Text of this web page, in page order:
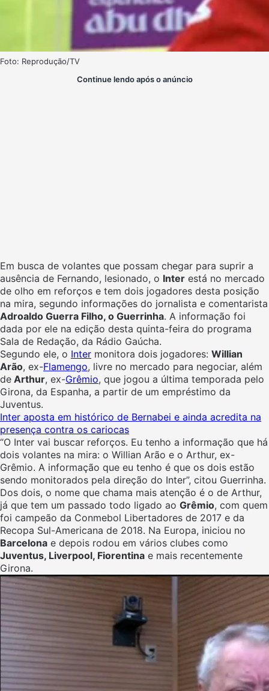
Foto: Reprodução/TV
Continue lendo após o anúncio
Em busca de volantes que possam chegar para suprir a
ausência de Fernando, lesionado, o Inter está no mercado
de olho em reforços e tem dois jogadores desta posição
na mira, segundo informações do jornalista e comentarista
Adroaldo Guerra Filho, o Guerrinha. A informação foi
dada por ele na edição desta quinta-feira do programa
Sala de Redação, da Rádio Gaúcha.
Segundo ele, o Inter monitora dois jogadores: Willian
Arão, ex-Flamengo, livre no mercado para negociar, além
de Arthur, ex-Grêmio, que jogou a última temporada pelo
Girona, da Espanha, a partir de um empréstimo da
Juventus.
Inter aposta em histórico de Bernabei e ainda acredita na
presença contra os cariocas
“O Inter vai buscar reforços. Eu tenho a informação que há
dois volantes na mira: o Willian Arão e o Arthur, ex-
Grêmio. A informação que eu tenho é que os dois estão
sendo monitorados pela direção do Inter”, citou Guerrinha.
Dos dois, o nome que chama mais atenção é o de Arthur,
já que tem um passado todo ligado ao Grêmio, com quem
foi campeão da Conmebol Libertadores de 2017 e da
Recopa Sul-Americana de 2018. Na Europa, iniciou no
Barcelona e depois rodou em vários clubes como
Juventus, Liverpool, Fiorentina e mais recentemente
Girona.